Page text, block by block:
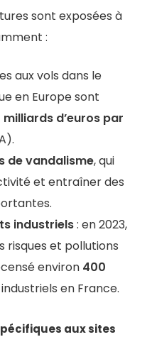
sont exposées à
:
aux vols dans le
en Europe sont
milliards d’euros par
de vandalisme, qui
et entraîner des
industriels: en 2023,
risques et pollutions
environ 400
en France.
aux sites